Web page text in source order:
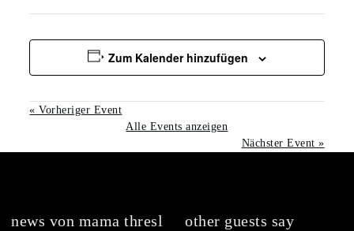
Zum Kalender hinzufügen
« Vorheriger Event
Alle Events anzeigen
Nächster Event»
news von mama thresl
other guests say